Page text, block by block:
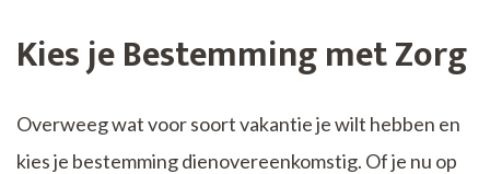
Kies je Bestemming met Zorg
Overweeg wat voor soort vakantie je wilt hebben en
kies je bestemming dienovereenkomstig. Of je nu op